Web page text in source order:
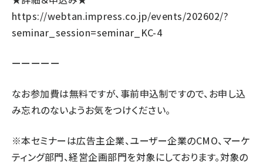
https://webtan.impress.co.jp/events/202602/?
seminar_session=seminar_KC-4
ーーーーー
なお参加費は無料ですが、事前申込制ですので、お申し込
み忘れのないようお気をつけください。
※本セミナーは広告主企業、ユーザー企業のCMO、マーケ
ティング部門、経営企画部門を対象にしております。対象の